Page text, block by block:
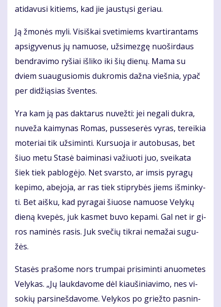
ati­da­vu­si ki­tiems, kad jie jaus­tų­si ge­riau.
Ją žmo­nės my­li. Vi­siš­kai sve­ti­miems kvar­ti­ran­tams
ap­si­gy­ve­nus jų na­muo­se, už­si­mez­gę nuo­šir­daus
ben­dra­vi­mo ry­šiai iš­li­ko iki šių die­nų. Ma­ma su
dviem su­au­gu­sio­mis duk­ro­mis daž­na vieš­nia, ypač
per di­dži­ą­sias šven­tes.
Yra kam ją pas dak­ta­rus nu­vež­ti: jei ne­ga­li duk­ra,
nu­ve­ža kai­my­nas Ro­mas, pus­se­se­rės vy­ras, te­rei­kia
mo­te­riai tik už­si­min­ti. Kur­suo­ja ir au­to­bu­sas, bet
šiuo me­tu Sta­sė bai­mi­na­si va­žiuo­ti juo, svei­ka­ta
šiek tiek pa­blo­gė­jo. Net svars­to, ar im­sis py­ra­gų
ke­pi­mo, abe­jo­ja, ar ras tiek stip­ry­bės jiems iš­min­ky­
ti. Bet aiš­ku, kad py­ra­gai šiuo­se na­muo­se Ve­ly­kų
die­ną kve­pės, juk kas­met bu­vo ke­pa­mi. Gal net ir gi­
ros na­mi­nės ra­sis. Juk sve­čių tik­rai ne­ma­žai su­gu­
žės.
Sta­sės pra­šo­me nors trum­pai pri­si­min­ti anuo­me­tes
Ve­ly­kas. „Jų lauk­da­vo­me dėl kiau­ši­nia­vi­mo, nes vi­
so­kių par­si­neš­da­vo­me. Ve­ly­kos po griež­to pas­nin­